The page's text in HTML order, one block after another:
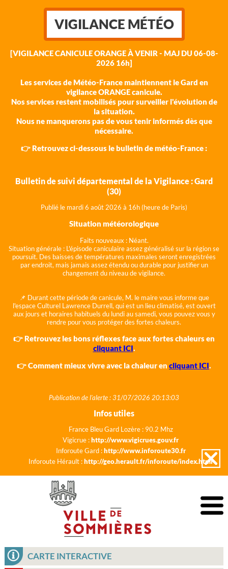
VIGILANCE MÉTÉO
[VIGILANCE CANICULE ORANGE À VENIR - MAJ DU 06-08-
2026 16h]
Les services de Météo-France maintiennent le Gard en
vigilance ORANGE canicule.
Nos services restent mobilisés pour surveiller l'évolution de
la situation.
Nous ne manquerons pas de vous tenir informés dès que
nécessaire.
👉 Retrouvez ci-dessous le bulletin de météo-France :
Bulletin de suivi départemental de la Vigilance : Gard
(30)
Publié le mardi 6 août 2026 à 16h (heure de Paris)
Situation météorologique
Faits nouveaux : Néant.
Situation générale : L'épisode caniculaire assez généralisé sur la région se
poursuit. Des baisses de températures maximales seront enregistrées
par endroit, mais jamais assez étendu ou durable pour justifier un
changement du niveau de vigilance.
📌 Durant cette période de canicule, M. le maire vous informe que
l'espace Culturel Lawrence Durrell, qui est un lieu climatisé, est ouvert
aux jours et horaires habituels du lundi au samedi, vous pouvez vous y
rendre pour vous protéger des fortes chaleurs.
👉 Retrouvez les bons réflexes face aux fortes chaleurs en
cliquant ICI.
👉 Comment mieux vivre avec la chaleur en cliquant ICI.
Publication de l'alerte : 31/07/2026 20:13:03
Infos utiles
France Bleu Gard Lozère : 90.2 Mhz
Vigicrue :http://www.vigicrues.gouv.fr
Inforoute Gard :http://www.inforoute30.fr
Inforoute Hérault :http://geo.herault.fr/inforoute/index.html
CARTE INTERACTIVE